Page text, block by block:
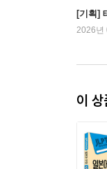
[기획]
2026년
이